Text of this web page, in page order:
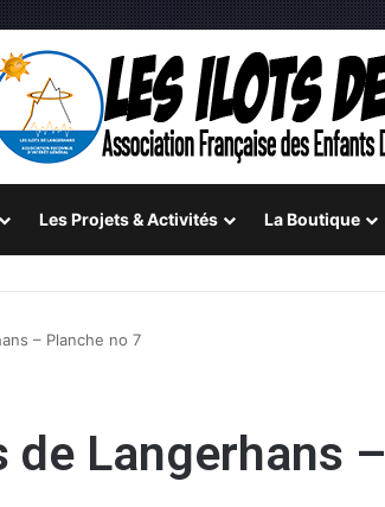
Les Projets & Activités La Boutique
– Planche no 7
de Langerhans –